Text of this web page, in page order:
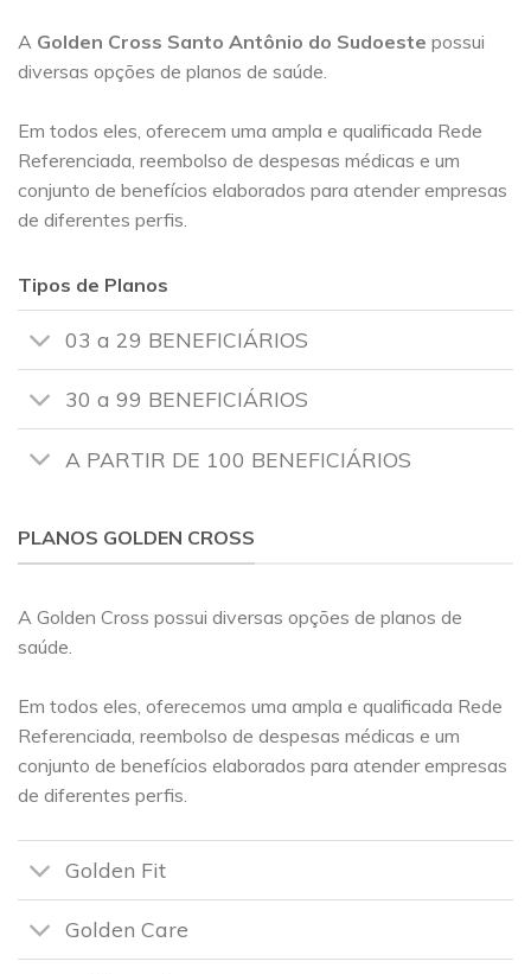
A Golden Cross Santo Antônio do Sudoeste possui
diversas opções de planos de saúde.
Em todos eles, oferecem uma ampla e qualificada Rede
Referenciada, reembolso de despesas médicas e um
conjunto de benefícios elaborados para atender empresas
de diferentes perfis.
Tipos de Planos
03 a 29 BENEFICIÁRIOS
30 a 99 BENEFICIÁRIOS
A PARTIR DE 100 BENEFICIÁRIOS
PLANOS GOLDEN CROSS
A Golden Cross possui diversas opções de planos de
saúde.
Em todos eles, oferecemos uma ampla e qualificada Rede
Referenciada, reembolso de despesas médicas e um
conjunto de benefícios elaborados para atender empresas
de diferentes perfis.
Golden Fit
Golden Care